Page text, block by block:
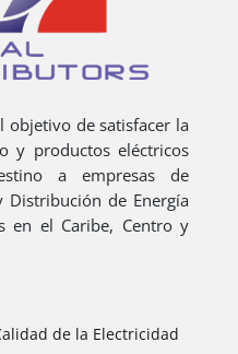
objetivo de satisfacer la
y productos eléctricos
a empresas de
Distribución de Energía
en el Caribe, Centro y
de la Electricidad